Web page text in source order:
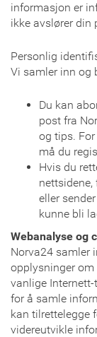
informasjon er
ikke avslører din
Personlig
Vi samler inn og
Du kan
post fra
og tips.
må du
Hvis du
eller
kunne bli
Webanalyse og
Norva24 samler
opplysninger om
vanlige
for å samle
kan tilrettelegge
videreutvikle